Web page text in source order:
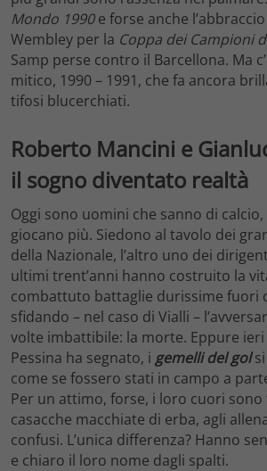
Mondo 1990e forse anche
Wembley per la Coppa dei Campioni
Samp perse contro il Barcellona. Ma
mitico, 1990 – 1991, che fa ancora
tifosi blucerchiati.
Roberto Mancini e
il sogno diventato realtà
Oggi sono uomini che sanno di
giocano più. Siedono al tavolo dei
della Nazionale, l’altro uno dei
ultimi trent’anni hanno costruito la
combattuto battaglie durissime fuori
sfidando – nel caso di Vialli –
volte imbattibile: la morte. Eppure
Pessina ha segnato, i gemelli del golsi
come se fossero stati in campo a
Per un attimo, forse, i loro cuori
casacche macchiate di erba, agli
confusi. L’unica differenza? Hanno
e chiaro il loro nome dagli spalti.